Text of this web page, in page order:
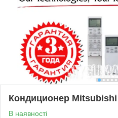
Кондиционер Mitsubishi
В наявності